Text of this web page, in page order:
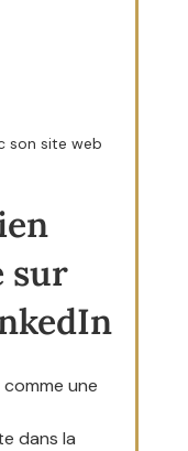
son site web
sur
une
dans la